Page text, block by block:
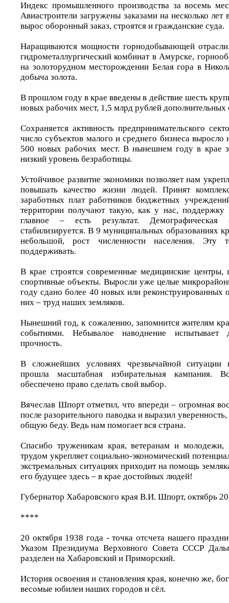
Индекс промышленного производства за восемь
Авиастроители загружены заказами на несколько лет
вырос оборонный заказ, строятся и гражданские суда.
Наращиваются мощности горнодобывающей
гидрометаллургический комбинат в Амурске,
на золоторудном месторождении Белая гора в
добыча золота.
В прошлом году в крае введены в действие шесть
новых рабочих мест, 1,5 млрд рублей дополнительных
Сохраняется активность предпринимательского
число субъектов малого и среднего бизнеса выросло
500 новых рабочих мест. В нынешнем году в крае
низкий уровень безработицы.
Устойчивое развитие экономики позволяет нам
повышать качество жизни людей. Принят
заработных плат работников бюджетных
территории получают такую, как у нас,
главное – есть результат. Демографическая
стабилизируется. В 9 муниципальных образованиях
небольшой, рост численности населения. Эту
поддерживать.
В крае строятся современные медицинские
спортивные объекты. Выросли уже целые
году сдано более 40 новых или реконструированных
них – труд наших земляков.
Нынешний год, к сожалению, запомнится жителям
событиями. Небывалое наводнение испытывает
прочность.
В сложнейших условиях чрезвычайной ситуации
прошла масштабная избирательная кампания.
обеспечено право сделать свой выбор.
Вячеслав Шпорт отметил, что впереди – огромная
после разорительного паводка и выразил
общую беду. Ведь нам помогает вся страна.
Спасибо труженикам края, ветеранам и
трудом укрепляет социально-экономический
экстремальных ситуациях приходит на помощь
его будущее здесь – в крае достойных людей!
Губернатор Хабаровского края В.И. Шпорт, октябрь
****
20 октября 1938 года - точка отсчета нашего
Указом Президиума Верховного Совета СССР
разделен на Хабаровский и Приморский.
История освоения и становления края, конечно же,
весомые юбилеи наших городов и сёл.